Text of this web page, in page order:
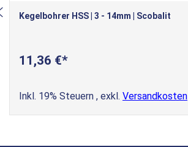
Kegelbohrer HSS | 3 - 14mm | Scobalit
11,36 €
Inkl. 19% Steuern , exkl. Versandkosten